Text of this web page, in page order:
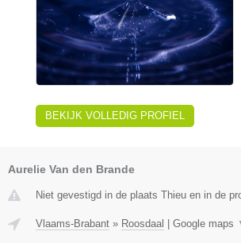
BEKIJK VOLLEDIG PROFIEL
Aurelie Van den Brande
Niet gevestigd in de plaats Thieu en in de
Vlaams-Brabant » Roosdaal Google maps